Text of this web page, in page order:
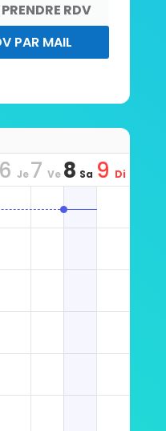
RDV
PAR MAIL
6 Je 7 Ve
n
8 Sa
m
9 Di
m